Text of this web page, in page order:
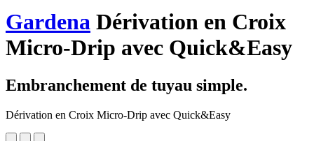
Gardena Dérivation en Croix
Micro-Drip avec Quick&Easy
Embranchement de tuyau simple.
Dérivation en Croix Micro-Drip avec Quick&Easy